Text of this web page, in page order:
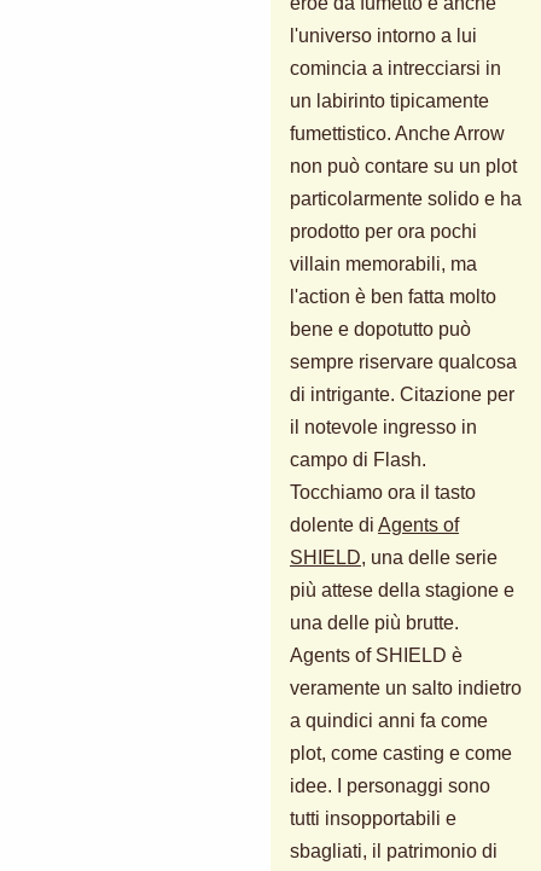
l'universo intorno a lui
comincia a intrecciarsi in
un labirinto tipicamente
fumettistico. Anche Arrow
non può contare su un plot
particolarmente solido e ha
prodotto per ora pochi
villain memorabili, ma
l'action è ben fatta molto
bene e dopotutto può
sempre riservare qualcosa
di intrigante. Citazione per
il notevole ingresso in
campo di Flash.
Tocchiamo ora il tasto
dolente di Agents of
SHIELD, una delle serie
più attese della stagione e
una delle più brutte.
Agents of SHIELD è
veramente un salto indietro
a quindici anni fa come
plot, come casting e come
idee. I personaggi sono
tutti insopportabili e
sbagliati, il patrimonio di